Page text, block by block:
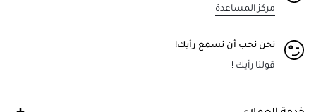
مركز المساعدة
نحن نحب أن نسمع رأيك!
قولنا رأيك !